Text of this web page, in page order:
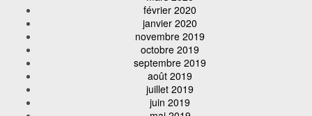
février 2020
janvier 2020
novembre 2019
octobre 2019
septembre 2019
août 2019
juillet 2019
juin 2019